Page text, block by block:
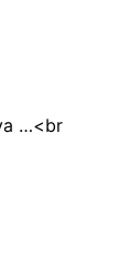
…<br